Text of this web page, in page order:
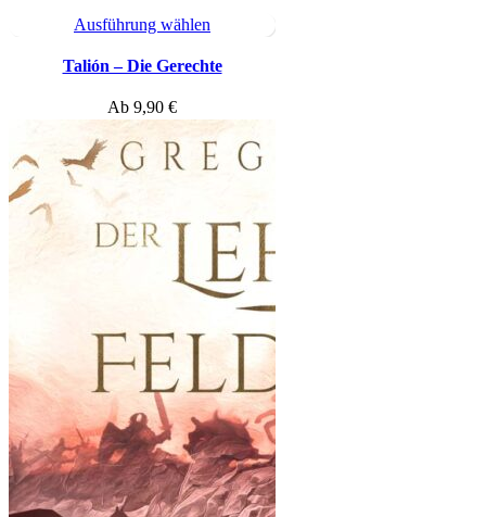
Ausführung wählen
Talión – Die Gerechte
Ab 9,90 €